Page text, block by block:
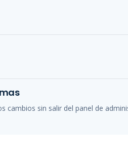
cambios sin salir del panel de